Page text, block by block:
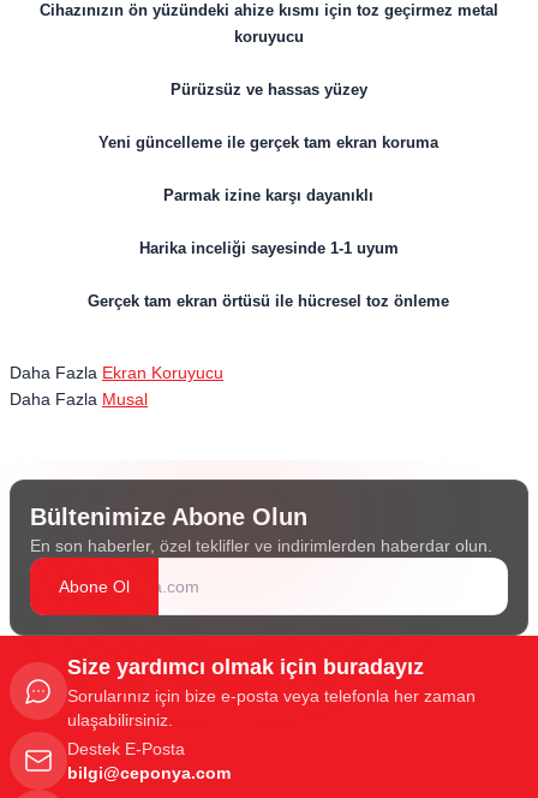
Cihazınızın ön yüzündeki ahize kısmı için toz geçirmez metal
koruyucu
Pürüzsüz ve hassas yüzey
Yeni güncelleme ile gerçek tam ekran koruma
Parmak izine karşı dayanıklı
Harika inceliği sayesinde 1-1 uyum
Gerçek tam ekran örtüsü ile hücresel toz önleme
Daha Fazla Ekran Koruyucu
Daha Fazla Musal
Bültenimize Abone Olun
En son haberler, özel teklifler ve indirimlerden haberdar olun.
Abone Ol
Size yardımcı olmak için buradayız
Sorularınız için bize e-posta veya telefonla her zaman
ulaşabilirsiniz.
Destek E-Posta
bilgi@ceponya.com